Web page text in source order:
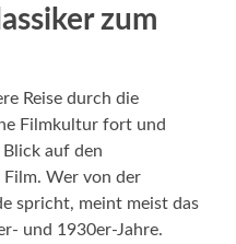
zum
Reise durch die
Filmkultur fort und
auf den
Wer von der
spricht, meint meist das
und 1930er-Jahre.